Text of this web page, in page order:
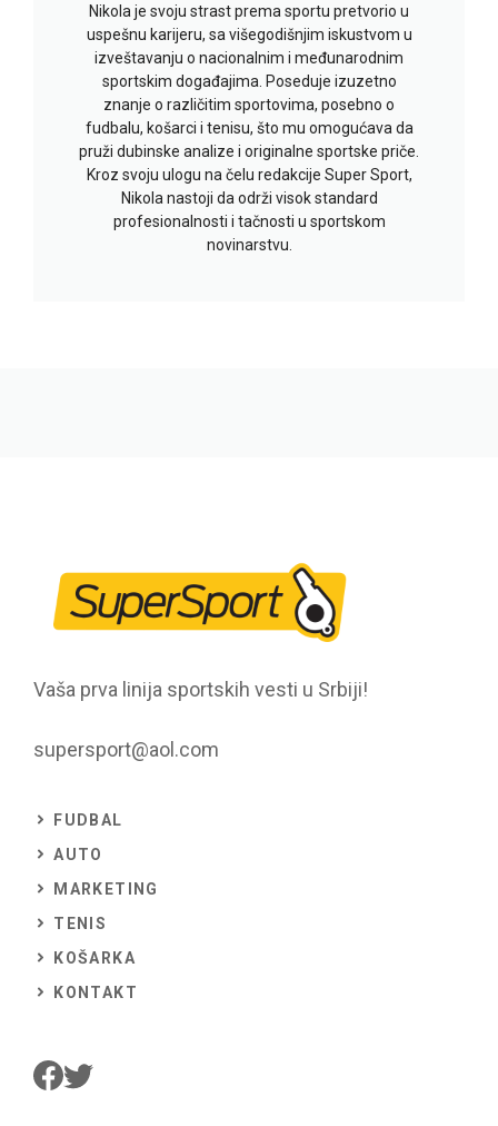
Nikola je svoju strast prema sportu pretvorio u
uspešnu karijeru, sa višegodišnjim iskustvom u
izveštavanju o nacionalnim i međunarodnim
sportskim događajima. Poseduje izuzetno
znanje o različitim sportovima, posebno o
fudbalu, košarci i tenisu, što mu omogućava da
pruži dubinske analize i originalne sportske priče.
Kroz svoju ulogu na čelu redakcije Super Sport,
Nikola nastoji da održi visok standard
profesionalnosti i tačnosti u sportskom
novinarstvu.
Vaša prva linija sportskih vesti u Srbiji!
supersport@aol.com
FUDBAL
AUTO
MARKETING
TENIS
KOŠARKA
KONTAKT